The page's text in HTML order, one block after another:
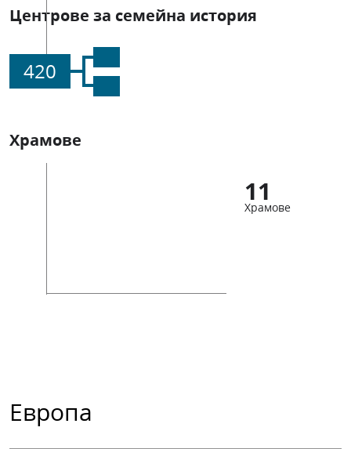
Центрове за семейна история
420
Храмове
11
Храмове
Европа